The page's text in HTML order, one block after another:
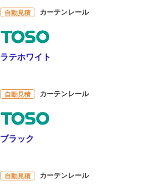
自動見積 カーテンレール
ラテホワイト
自動見積 カーテンレール
ブラック
自動見積 カーテンレール